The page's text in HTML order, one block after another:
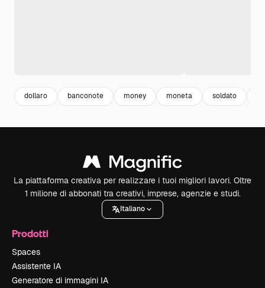
dollaro banconote money moneta soldato
La piattaforma creativa per realizzare i tuoi migliori lavori. Oltre
1 milione di abbonati tra creativi, imprese, agenzie e studi.
Italiano
Prodotti
Spaces
Assistente IA
Generatore di immagini IA